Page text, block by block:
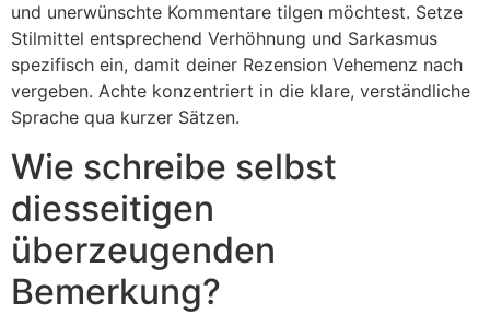
und unerwünschte Kommentare tilgen möchtest. Setze
Stilmittel entsprechend Verhöhnung und Sarkasmus
spezifisch ein, damit deiner Rezension Vehemenz nach
vergeben. Achte konzentriert in die klare, verständliche
Sprache qua kurzer Sätzen.
Wie schreibe selbst
diesseitigen
überzeugenden
Bemerkung?